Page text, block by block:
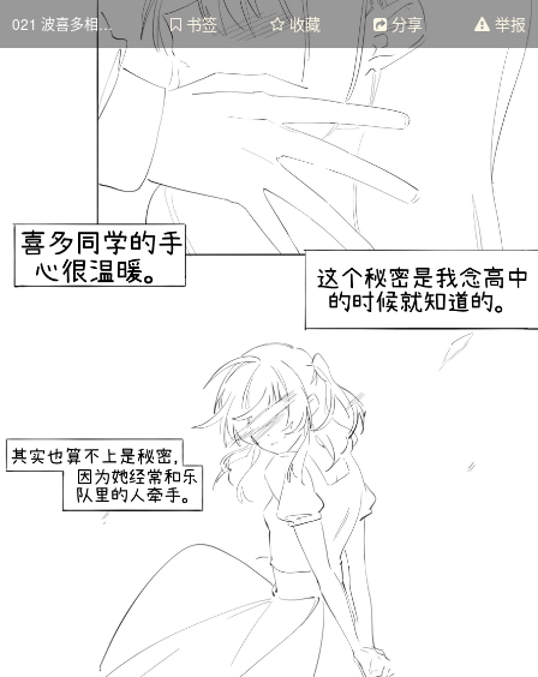
021 波喜多相关04 被前辈骗去做O交了③ 书签 收藏 分享 举报